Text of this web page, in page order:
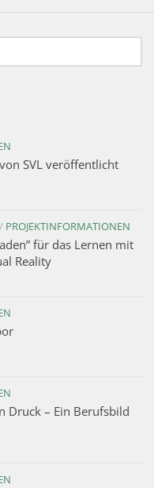
SVL veröffentlicht
/ PROJEKTINFORMATIONEN
für das Lernen mit
Reality
Druck – Ein Berufsbild